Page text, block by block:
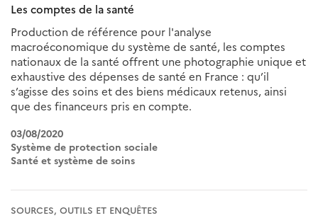
Les comptes de la santé
Production de référence pour l'analyse
macroéconomique du système de santé, les comptes
nationaux de la santé offrent une photographie unique et
exhaustive des dépenses de santé en France : qu’il
s’agisse des soins et des biens médicaux retenus, ainsi
que des financeurs pris en compte.
03/08/2020
Système de protection sociale
Santé et système de soins
SOURCES, OUTILS ET ENQUÊTES